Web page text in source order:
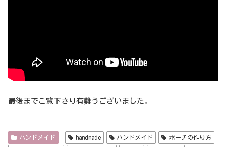
最後までご覧下さり有難うございました。
ハンドメイド handmade ハンドメイド ポーチの作り方